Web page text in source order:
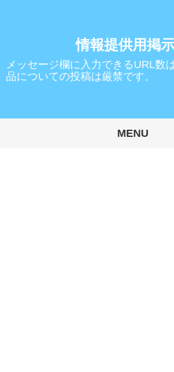
情報提供用掲
メッセージ欄に入力できるURL数
品についての投稿は厳禁です。
MENU